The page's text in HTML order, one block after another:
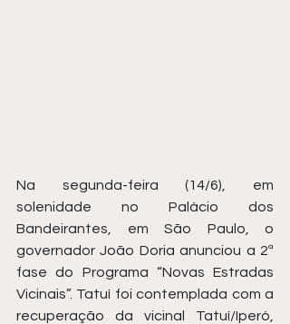
Na segunda-feira (14/6), em
solenidade no Palácio dos
Bandeirantes, em São Paulo, o
governador João Doria anunciou a 2ª
fase do Programa “Novas Estradas
Vicinais”. Tatuí foi contemplada com a
recuperação da vicinal Tatuí/Iperó,